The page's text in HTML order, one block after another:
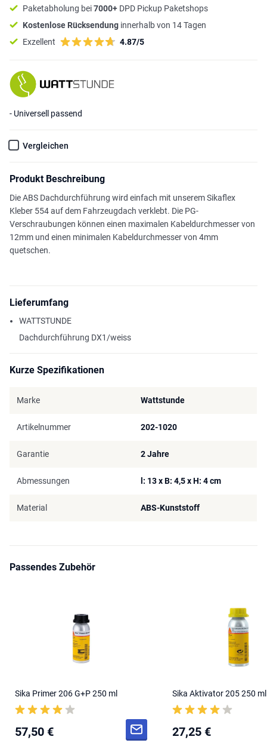
Paketabholung bei7000+ DPD Pickup Paketshops
Kostenlose Rücksendung innerhalb von 14 Tagen
Exzellent
4.87/5
- Universell passend
Vergleichen
Produkt Beschreibung
Die ABS Dachdurchführung wird einfach mit unserem Sikaflex
Kleber 554 auf dem Fahrzeugdach verklebt. Die PG-
Verschraubungen können einen maximalen Kabeldurchmesser von
12mm und einen minimalen Kabeldurchmesser von 4mm
quetschen.
Lieferumfang
WATTSTUNDE
Dachdurchführung DX1/weiss
Kurze Spezifikationen
Marke Wattstunde
Artikelnummer 202-1020
Garantie 2 Jahre
Abmessungen l: 13 x B: 4,5 x H: 4 cm
Material ABS-Kunststoff
Passendes Zubehör
Sika Primer 206 G+P 250 ml
57,50 €
Sika Aktivator 205 250 ml
27,25 €